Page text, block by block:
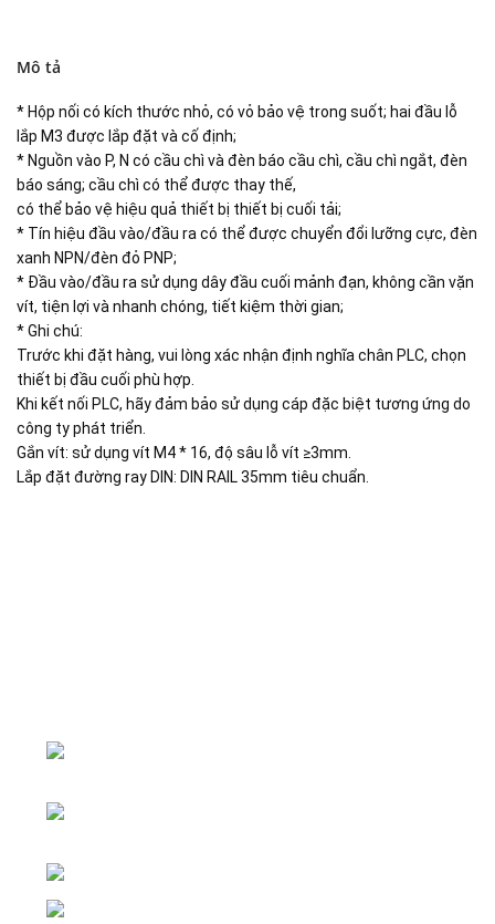
Mô tả
* Hộp nối có kích thước nhỏ, có vỏ bảo vệ trong suốt; hai đầu lỗ
lắp M3 được lắp đặt và cố định;
* Nguồn vào P, N có cầu chì và đèn báo cầu chì, cầu chì ngắt, đèn
báo sáng; cầu chì có thể được thay thế,
có thể bảo vệ hiệu quả thiết bị thiết bị cuối tải;
* Tín hiệu đầu vào/đầu ra có thể được chuyển đổi lưỡng cực, đèn
xanh NPN/đèn đỏ PNP;
* Đầu vào/đầu ra sử dụng dây đầu cuối mảnh đạn, không cần vặn
vít, tiện lợi và nhanh chóng, tiết kiệm thời gian;
* Ghi chú:
Trước khi đặt hàng, vui lòng xác nhận định nghĩa chân PLC, chọn
thiết bị đầu cuối phù hợp.
Khi kết nối PLC, hãy đảm bảo sử dụng cáp đặc biệt tương ứng do
công ty phát triển.
Gắn vít: sử dụng vít M4 * 16, độ sâu lỗ vít ≥3mm.
Lắp đặt đường ray DIN: DIN RAIL 35mm tiêu chuẩn.